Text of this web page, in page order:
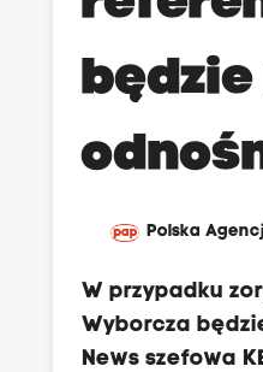
Polska
W przypadku
Wyborcza
News szefowa